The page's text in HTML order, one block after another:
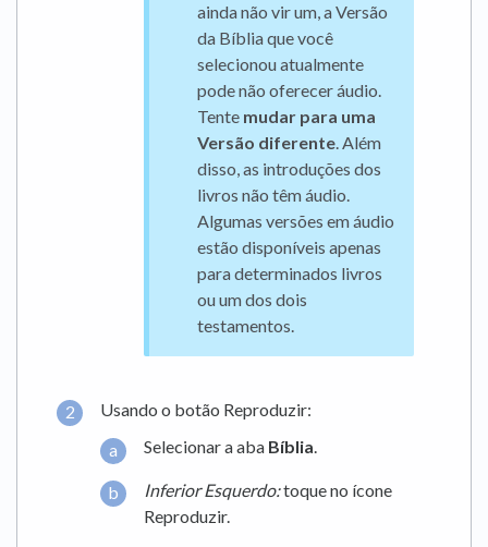
ainda não vir um, a Versão
da Bíblia que você
selecionou atualmente
pode não oferecer áudio.
Tente mudar para uma
Versão diferente. Além
disso, as introduções dos
livros não têm áudio.
Algumas versões em áudio
estão disponíveis apenas
para determinados livros
ou um dos dois
testamentos.
Usando o botão Reproduzir:
Selecionar a aba Bíblia.
Inferior Esquerdo:toque no ícone
Reproduzir.